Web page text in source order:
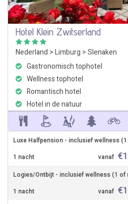
Hotel Klein Zwitserland
Nederland >Limburg >Slenaken
Gastronomisch tophotel
Wellness tophotel
Romantisch hotel
Hotel in de natuur
Luxe Halfpension - inclusief wellness
1 nacht
vanaf €
Logies/Ontbijt - inclusief wellness (1 of
1 nacht
vanaf €